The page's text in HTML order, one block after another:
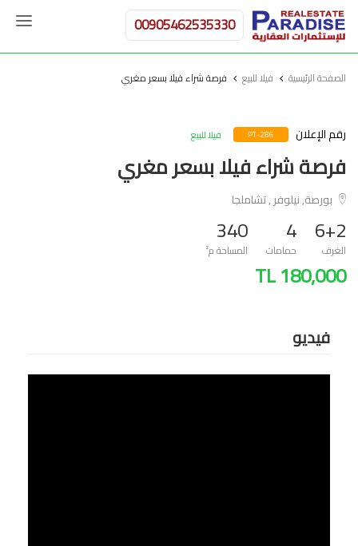
00905462535330
الصفحة الرئيسية فيلا للبيع فرصة شراء فيلا بسعر مغري
رقم الإعلان PT-286 فيلا للبيع
فرصة شراء فيلا بسعر مغري
بورصة, نيلوفر , تشاملجا
6+2
الغرف
4
حمامات
340
المساحة م²
180,000 TL
فيديو